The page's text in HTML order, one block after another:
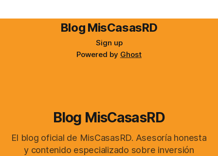
Blog MisCasasRD
Sign up
Powered by Ghost
Blog MisCasasRD
El blog oficial de MisCasasRD. Asesoría honesta
y contenido especializado sobre inversión